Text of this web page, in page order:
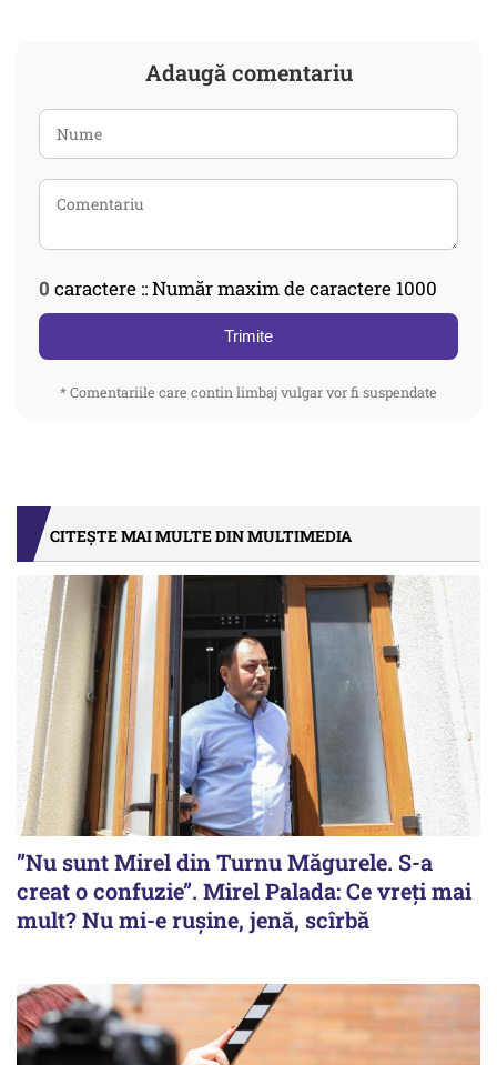
Adaugă comentariu
0 caractere :: Număr maxim de caractere 1000
Trimite
* Comentariile care contin limbaj vulgar vor fi suspendate
CITEȘTE MAI MULTE DIN MULTIMEDIA
”Nu sunt Mirel din Turnu Măgurele. S-a
creat o confuzie”. Mirel Palada: Ce vreți mai
mult? Nu mi-e rușine, jenă, scîrbă